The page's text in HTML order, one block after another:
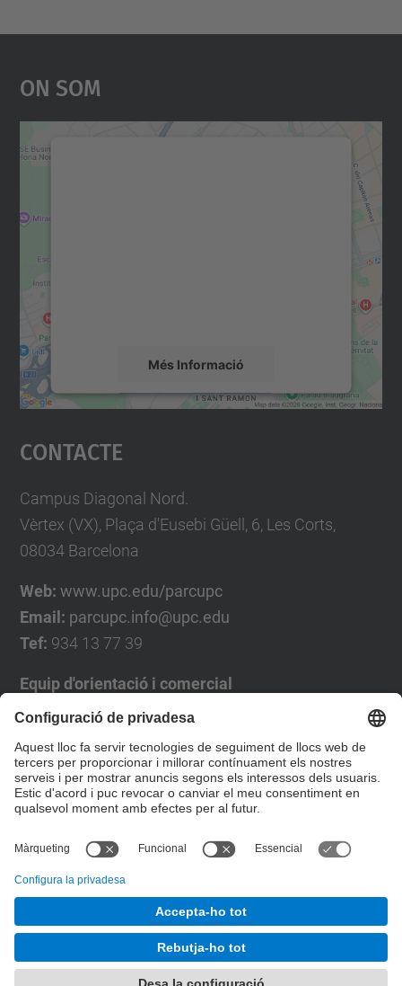
On Som
Més Informació
Accepta
powered by
Contacte
Campus Diagonal Nord.
Vèrtex (VX), Plaça d'Eusebi Güell, 6, Les Corts,
08034 Barcelona
Web: www.upc.edu/parcupc
Email: parcupc.info@upc.edu
Tef: 934 13 77 39
Equip d'orientació i comercial
José Luís Grande
Tel. 93 4137194
jose.luis.grande@upc.edu
Formulari de contacte
Desenvolupat amb